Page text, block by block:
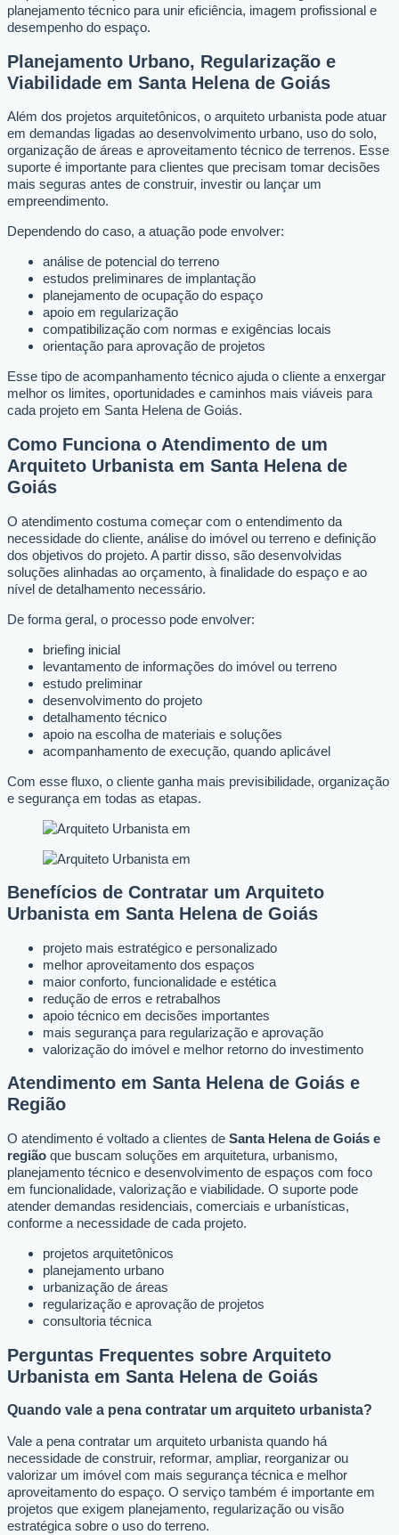
planejamento técnico para unir eficiência, imagem profissional e
desempenho do espaço.
Planejamento Urbano, Regularização e
Viabilidade em Santa Helena de Goiás
Além dos projetos arquitetônicos, o arquiteto urbanista pode atuar
em demandas ligadas ao desenvolvimento urbano, uso do solo,
organização de áreas e aproveitamento técnico de terrenos. Esse
suporte é importante para clientes que precisam tomar decisões
mais seguras antes de construir, investir ou lançar um
empreendimento.
Dependendo do caso, a atuação pode envolver:
análise de potencial do terreno
estudos preliminares de implantação
planejamento de ocupação do espaço
apoio em regularização
compatibilização com normas e exigências locais
orientação para aprovação de projetos
Esse tipo de acompanhamento técnico ajuda o cliente a enxergar
melhor os limites, oportunidades e caminhos mais viáveis para
cada projeto em Santa Helena de Goiás.
Como Funciona o Atendimento de um
Arquiteto Urbanista em Santa Helena de
Goiás
O atendimento costuma começar com o entendimento da
necessidade do cliente, análise do imóvel ou terreno e definição
dos objetivos do projeto. A partir disso, são desenvolvidas
soluções alinhadas ao orçamento, à finalidade do espaço e ao
nível de detalhamento necessário.
De forma geral, o processo pode envolver:
briefing inicial
levantamento de informações do imóvel ou terreno
estudo preliminar
desenvolvimento do projeto
detalhamento técnico
apoio na escolha de materiais e soluções
acompanhamento de execução, quando aplicável
Com esse fluxo, o cliente ganha mais previsibilidade, organização
e segurança em todas as etapas.
Benefícios de Contratar um Arquiteto
Urbanista em Santa Helena de Goiás
projeto mais estratégico e personalizado
melhor aproveitamento dos espaços
maior conforto, funcionalidade e estética
redução de erros e retrabalhos
apoio técnico em decisões importantes
mais segurança para regularização e aprovação
valorização do imóvel e melhor retorno do investimento
Atendimento em Santa Helena de Goiás e
Região
O atendimento é voltado a clientes de Santa Helena de Goiás e
região que buscam soluções em arquitetura, urbanismo,
planejamento técnico e desenvolvimento de espaços com foco
em funcionalidade, valorização e viabilidade. O suporte pode
atender demandas residenciais, comerciais e urbanísticas,
conforme a necessidade de cada projeto.
projetos arquitetônicos
planejamento urbano
urbanização de áreas
regularização e aprovação de projetos
consultoria técnica
Perguntas Frequentes sobre Arquiteto
Urbanista em Santa Helena de Goiás
Quando vale a pena contratar um arquiteto urbanista?
Vale a pena contratar um arquiteto urbanista quando há
necessidade de construir, reformar, ampliar, reorganizar ou
valorizar um imóvel com mais segurança técnica e melhor
aproveitamento do espaço. O serviço também é importante em
projetos que exigem planejamento, regularização ou visão
estratégica sobre o uso do terreno.